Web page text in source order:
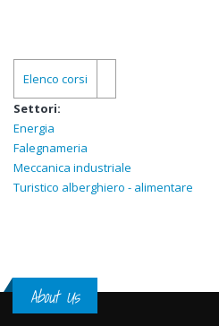
Elenco corsi
Settori:
Energia
Falegnameria
Meccanica industriale
Turistico alberghiero - alimentare
About Us